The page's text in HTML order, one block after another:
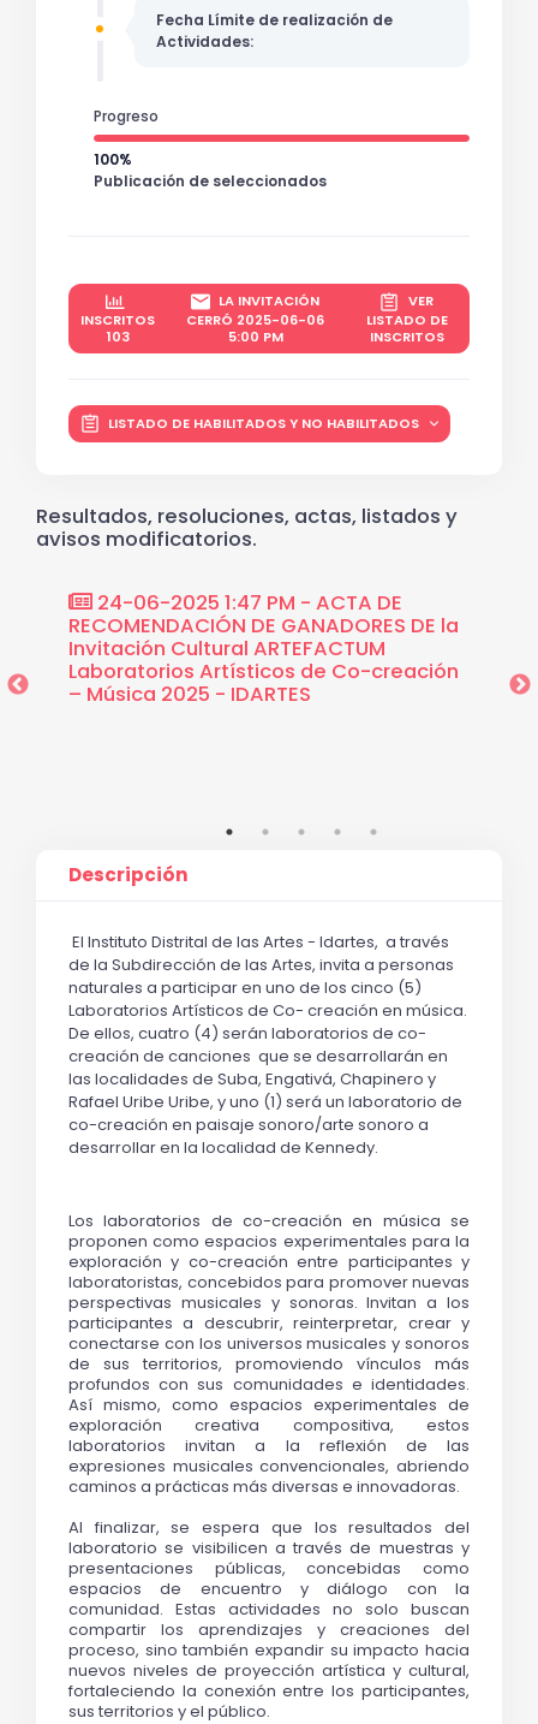
Fecha Límite de realización de
Actividades:
Progreso
100%
Publicación de seleccionados
INSCRITOS
103
LA INVITACIÓN
CERRÓ 2025-06-06
5:00 PM
VER
LISTADO DE
INSCRITOS
LISTADO DE HABILITADOS Y NO HABILITADOS
Resultados, resoluciones, actas, listados y
avisos modificatorios.
24-06-2025 1:47 PM - ACTA DE
RECOMENDACIÓN DE GANADORES DE la
Invitación Cultural ARTEFACTUM
Laboratorios Artísticos de Co-creación
– Música 2025 - IDARTES
2025
Descripción
El Instituto Distrital de las Artes - Idartes,  a través
de la Subdirección de las Artes, invita a personas
naturales a participar en uno de los cinco (5)
Laboratorios Artísticos de Co- creación en música.
De ellos, cuatro (4) serán laboratorios de co-
creación de canciones  que se desarrollarán en
las localidades de Suba, Engativá, Chapinero y
Rafael Uribe Uribe, y uno (1) será un laboratorio de
co-creación en paisaje sonoro/arte sonoro a
desarrollar en la localidad de Kennedy.
Los laboratorios de co-creación en música se
proponen como espacios experimentales para la
exploración y co-creación entre participantes y
laboratoristas, concebidos para promover nuevas
perspectivas musicales y sonoras. Invitan a los
participantes a descubrir, reinterpretar, crear y
conectarse con los universos musicales y sonoros
de sus territorios, promoviendo vínculos más
profundos con sus comunidades e identidades.
Así mismo, como espacios experimentales de
exploración creativa compositiva, estos
laboratorios invitan a la reflexión de las
expresiones musicales convencionales, abriendo
caminos a prácticas más diversas e innovadoras.
Al finalizar, se espera que los resultados del
laboratorio se visibilicen a través de muestras y
presentaciones públicas, concebidas como
espacios de encuentro y diálogo con la
comunidad. Estas actividades no solo buscan
compartir los aprendizajes y creaciones del
proceso, sino también expandir su impacto hacia
nuevos niveles de proyección artística y cultural,
fortaleciendo la conexión entre los participantes,
sus territorios y el público.